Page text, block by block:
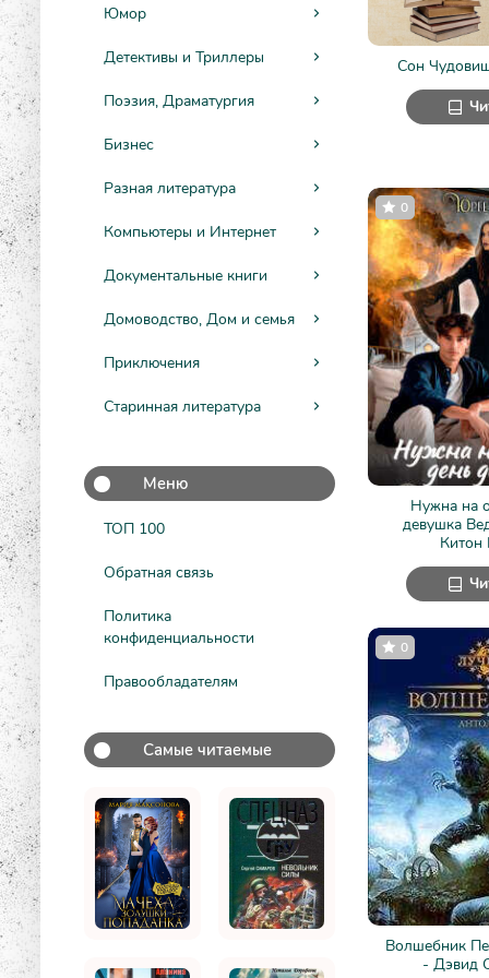
Юмор
Детективы и Триллеры
Поэзия, Драматургия
Бизнес
Разная литература
Компьютеры и Интернет
Документальные книги
Домоводство, Дом и семья
Приключения
Старинная литература
Меню
ТОП 100
Обратная связь
Политика
конфиденциальности
Правообладателям
Самые читаемые
Сон
Нужна на
девушка
0
Волшебник
- Дэвид
0